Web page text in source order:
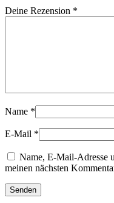
Deine Rezension *
Name *
E-Mail *
Name, E-Mail-Adresse
meinen nächsten